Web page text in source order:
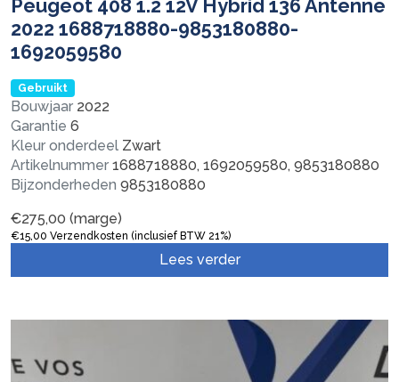
Peugeot 408 1.2 12V Hybrid 136 Antenne
2022 1688718880-9853180880-
1692059580
Gebruikt
Bouwjaar 2022
Garantie 6
Kleur onderdeel Zwart
Artikelnummer 1688718880, 1692059580, 9853180880
Bijzonderheden 9853180880
€275,00 (marge)
€15,00 Verzendkosten (inclusief BTW 21%)
Lees verder